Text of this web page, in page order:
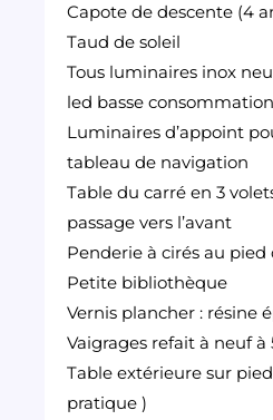
Capote de descente (4
Taud de soleil
Tous luminaires inox
led basse consommation
Luminaires d’appoint
tableau de navigation
Table du carré en 3
passage vers l’avant
Penderie à cirés au pied
Petite bibliothèque
Vernis plancher : résine
Vaigrages refait à neuf à
Table extérieure sur
pratique )